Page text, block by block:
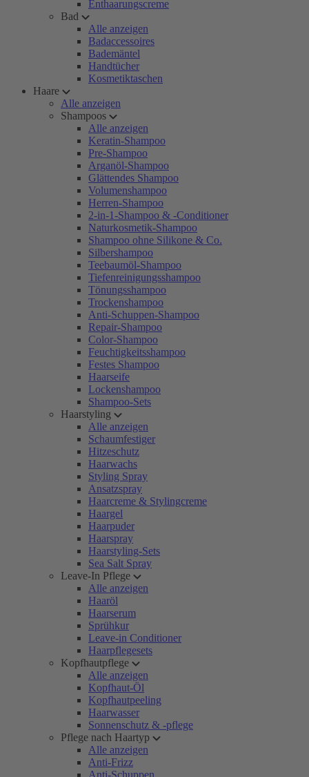
Enthaarungscreme
Bad
Alle anzeigen
Badaccessoires
Bademäntel
Handtücher
Kosmetiktaschen
Haare
Alle anzeigen
Shampoos
Alle anzeigen
Keratin-Shampoo
Pre-Shampoo
Arganöl-Shampoo
Glättendes Shampoo
Volumenshampoo
Herren-Shampoo
2-in-1-Shampoo & -Conditioner
Naturkosmetik-Shampoo
Shampoo ohne Silikone & Co.
Silbershampoo
Teebaumöl-Shampoo
Tiefenreinigungsshampoo
Tönungsshampoo
Trockenshampoo
Anti-Schuppen-Shampoo
Repair-Shampoo
Color-Shampoo
Feuchtigkeitsshampoo
Festes Shampoo
Haarseife
Lockenshampoo
Shampoo-Sets
Haarstyling
Alle anzeigen
Schaumfestiger
Hitzeschutz
Haarwachs
Styling Spray
Ansatzspray
Haarcreme & Stylingcreme
Haargel
Haarpuder
Haarspray
Haarstyling-Sets
Sea Salt Spray
Leave-In Pflege
Alle anzeigen
Haaröl
Haarserum
Sprühkur
Leave-in Conditioner
Haarpflegesets
Kopfhautpflege
Alle anzeigen
Kopfhaut-Öl
Kopfhautpeeling
Haarwasser
Sonnenschutz & -pflege
Pflege nach Haartyp
Alle anzeigen
Anti-Frizz
Anti-Schuppen